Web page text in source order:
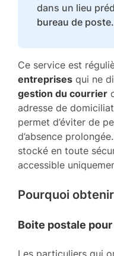
dans un lieu
bureau de poste.
Ce service est
entreprises qui ne
gestion du courrier
adresse de
permet d’éviter de
d’absence
stocké en toute
accessible
Pourquoi
Boite postale
Les particuliers qui